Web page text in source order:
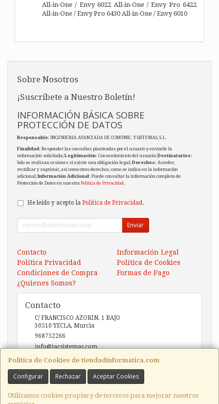
All-in-One / Envy 6022 All-in-One / Envy Pro 6422
All-in-One / Envy Pro 6430 All-in-One / Envy 6010
Política de Cookies de tiendadinformatica.com
Configurar Rechazar Aceptar Cookies
Utilizamos cookies propias y de terceros para mejorar nuestros
Sobre Nosotros
¡Suscríbete a Nuestro Boletín!
INFORMACIÓN BÁSICA SOBRE
PROTECCIÓN DE DATOS
Responsable: INGENIERIA AVANZADA DE COMUNIC. Y SISTEMAS, S.L.
Finalidad: Responder las consultas planteadas por el usuario y enviarle la
información solicitada;Legitimación: Consentimiento del usuario;Destinatarios:
Solo se realizan cesiones si existe una obligación legal;Derechos: Acceder,
rectificar y suprimir, así como otros derechos, como se indica en la información
adicional;Información Adicional: Puede consultar la información completa de
Protección de Datos en nuestra Política de Privacidad.
He leído y acepto la Política de Privacidad .
Enviar
Contacto
Información Legal
Política Privacidad
Política de Cookies
Condiciones de Compra
Formas de Pago
¿Quienes Somos?
Contacto
C/ FRANCISCO AZORIN, 1 BAJO
30510 YECLA, Murcia
968752266
info@iacsistemas.com
Horario